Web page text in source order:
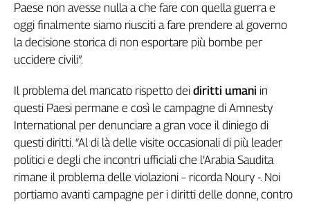
120
anni
Cgil
Collettiva
Collettiva
Play
Rubriche
Collettiva
Talk
La
settimana
Paese non avesse nulla a che fare con quella guerra e
oggi finalmente siamo riusciti a fare prendere al governo
la decisione storica di non esportare più bombe per
uccidere civili”.
Il problema del mancato rispetto dei diritti umani in
questi Paesi permane e così le campagne di Amnesty
International per denunciare a gran voce il diniego di
questi diritti. “Al di là delle visite occasionali di più leader
politici e degli che incontri ufficiali che l’Arabia Saudita
rimane il problema delle violazioni – ricorda Noury -. Noi
portiamo avanti campagne per i diritti delle donne, contro